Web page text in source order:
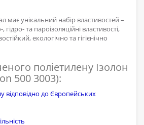
має унікальний набір властивостей –
та пароізоляційні властивості,
екологічно та гігієнічно
поліетилену Ізолон
500 3003):
відповідно до Європейських